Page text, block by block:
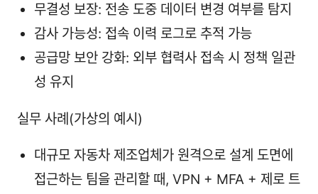
무결성 보장: 전송 도중 데이터 변경 여부를 탐지
감사 가능성: 접속 이력 로그로 추적 가능
공급망 보안 강화: 외부 협력사 접속 시 정책 일관
성 유지
실무 사례(가상의 예시)
대규모 자동차 제조업체가 원격으로 설계 도면에
접근하는 팀을 관리할 때, VPN + MFA + 제로 트